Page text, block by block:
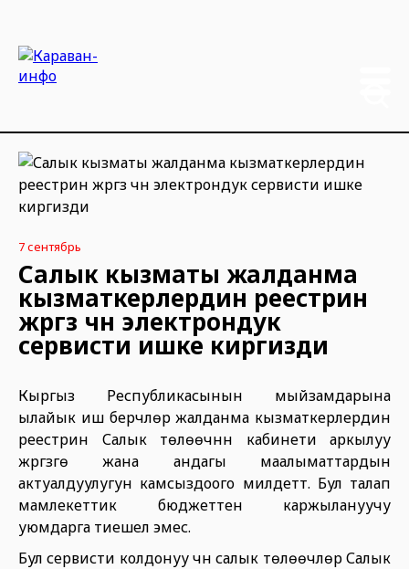
7 сентябрь
Салык кызматы жалданма
кызматкерлердин реестрин
жүргүзүү үчүн электрондук
сервисти ишке киргизди
Кыргыз Республикасынын мыйзамдарына
ылайык иш берүүчүлөр жалданма кызматкерлердин
реестрин Салык төлөөчүнүн кабинети аркылуу
жүргүзүүгө жана андагы маалыматтардын
актуалдуулугун камсыздоого милдеттүү. Бул талап
мамлекеттик бюджеттен каржылануучу
уюмдарга тиешелүү эмес.
Бул сервисти колдонуу үчүн салык төлөөчүлөр Салык